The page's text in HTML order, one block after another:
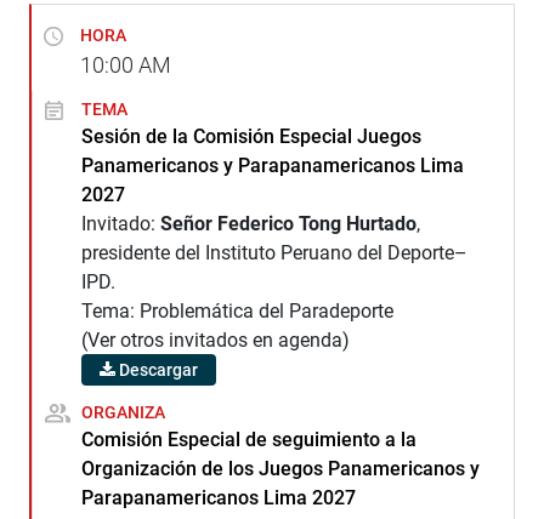
HORA
10:00 AM
TEMA
Sesión de la Comisión Especial Juegos
Panamericanos y Parapanamericanos Lima
2027
Invitado: Señor Federico Tong Hurtado,
presidente del Instituto Peruano del Deporte–
IPD.
Tema: Problemática del Paradeporte
(Ver otros invitados en agenda)
Descargar
ORGANIZA
Comisión Especial de seguimiento a la
Organización de los Juegos Panamericanos y
Parapanamericanos Lima 2027